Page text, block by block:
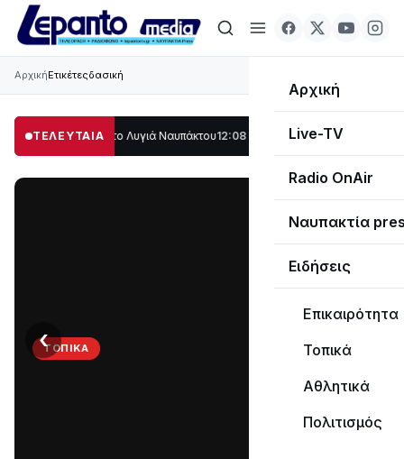
Αρχική
Live-TV
Radio OnAir
Ναυπακτία
Ειδήσεις
Επικαιρότητα
Τοπικά
Αθλητικά
Πολιτισμός
ΑρχικήΕτικέτεςδασική
ΤΕΛΕΥΤΑΙΑ
στο Λυγιά Ναυπάκτου12:08 Σε τροχιά υλοποίησης η Παράκαμψη
ΤΟΠΙΚΆ
‹